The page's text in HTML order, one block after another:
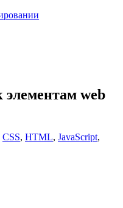
элементам web
CSS, HTML, JavaScript,